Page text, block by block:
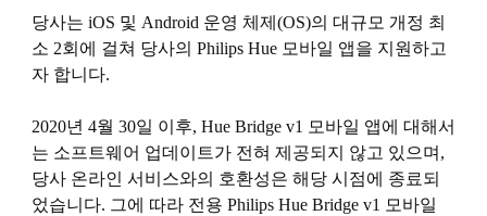
당사는 iOS 및 Android 운영 체제(OS)의 대규모 개정 최
소 2회에 걸쳐 당사의 Philips Hue 모바일 앱을 지원하고
자 합니다.
2020년 4월 30일 이후, Hue Bridge v1 모바일 앱에 대해서
는 소프트웨어 업데이트가 전혀 제공되지 않고 있으며,
당사 온라인 서비스와의 호환성은 해당 시점에 종료되
었습니다. 그에 따라 전용 Philips Hue Bridge v1 모바일